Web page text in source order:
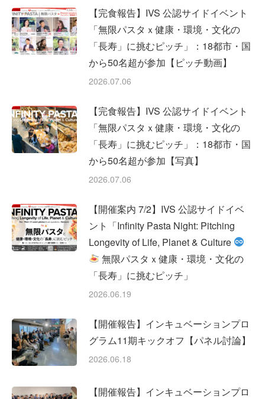
【完食報告】IVS 公認サイドイベント
「無限パスタｘ健康・環境・文化の
「長寿」に挑むピッチ」：18都市・国
から50名超が参加【ピッチ動画】
2026.07.06
【完食報告】IVS 公認サイドイベント
「無限パスタｘ健康・環境・文化の
「長寿」に挑むピッチ」：18都市・国
から50名超が参加【写真】
2026.07.06
【開催案内 7/2】IVS 公認サイドイベ
ント「Infinity Pasta Night: Pitching
Longevity of Life, Planet & Culture
無限パスタｘ健康・環境・文化の
「長寿」に挑むピッチ」
2026.06.19
【開催報告】インキュベーションプロ
グラム11期キックオフ【パネル討論】
2026.06.18
【開催報告】インキュベーションプロ